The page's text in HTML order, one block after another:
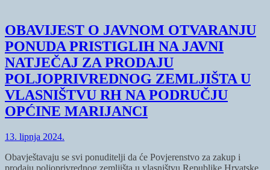
OBAVIJEST O JAVNOM OTVARANJU
PONUDA PRISTIGLIH NA JAVNI
NATJEČAJ ZA PRODAJU
POLJOPRIVREDNOG ZEMLJIŠTA U
VLASNIŠTVU RH NA PODRUČJU
OPĆINE MARIJANCI
13. lipnja 2024.
Obavještavaju se svi ponuditelji da će Povjerenstvo za zakup i
prodaju poljoprivrednog zemljišta u vlasništvu Republike Hrvatske